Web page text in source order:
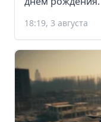
18:19, 3 августа